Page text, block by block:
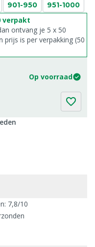
901-950 951-1000
verpakt
ontvang je 5 x 50
prijs is per verpakking (50
Op voorraad
7,8/10